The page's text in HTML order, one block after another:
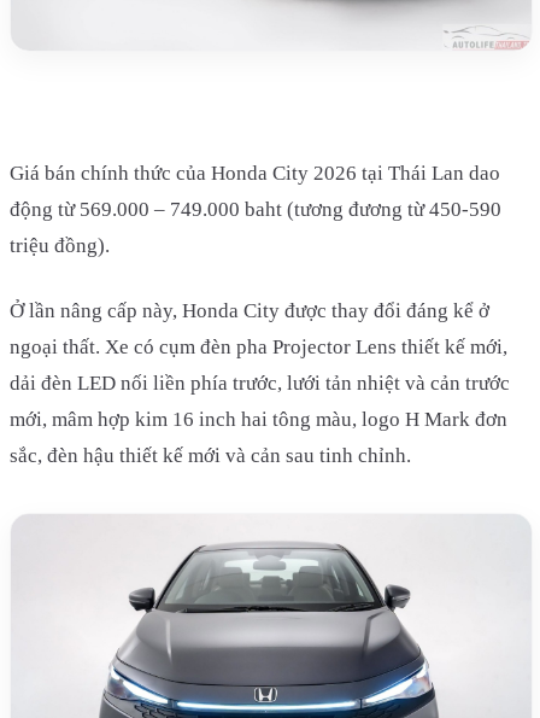
Giá bán chính thức của Honda City 2026 tại Thái Lan dao
động từ 569.000 – 749.000 baht (tương đương từ 450-590
triệu đồng).
Ở lần nâng cấp này, Honda City được thay đổi đáng kể ở
ngoại thất. Xe có cụm đèn pha Projector Lens thiết kế mới,
dải đèn LED nối liền phía trước, lưới tản nhiệt và cản trước
mới, mâm hợp kim 16 inch hai tông màu, logo H Mark đơn
sắc, đèn hậu thiết kế mới và cản sau tinh chỉnh.